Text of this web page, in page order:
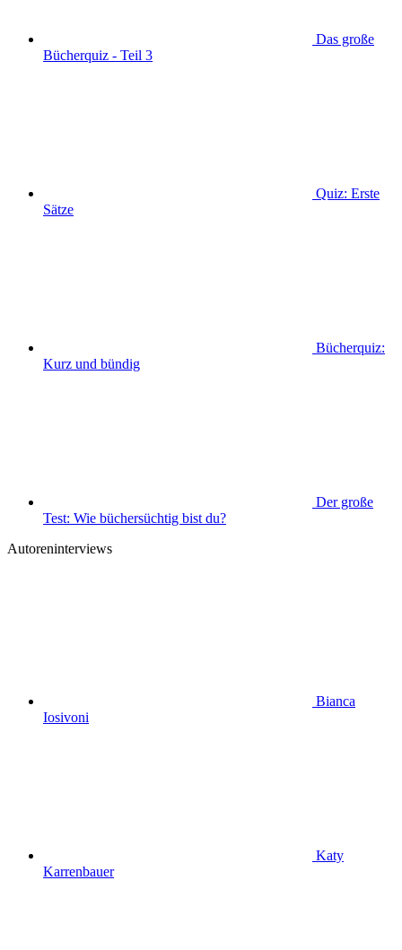
Das große
Bücherquiz - Teil 3
Quiz: Erste
Sätze
Bücherquiz:
Kurz und bündig
Der große
Test: Wie büchersüchtig bist du?
Autoreninterviews
Bianca
Iosivoni
Katy
Karrenbauer